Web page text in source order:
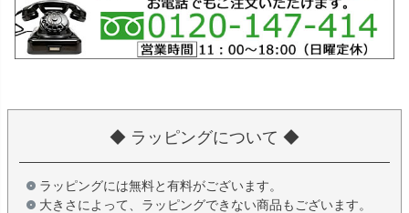
◆ ラッピングについて ◆
ラッピングには無料と有料がございます。
大きさによって、ラッピングできない商品もございます。